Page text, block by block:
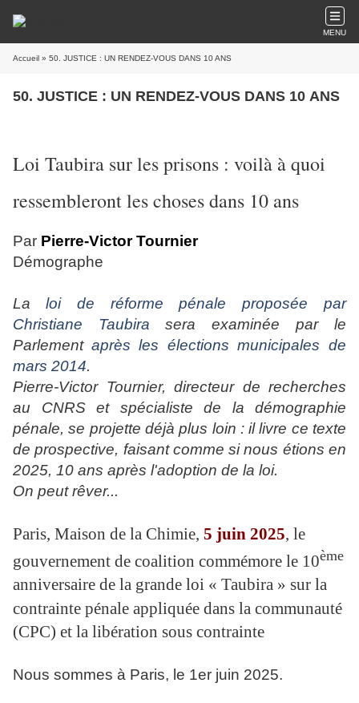
MENU
Accueil » 50. JUSTICE : UN RENDEZ-VOUS DANS 10 ANS
50. JUSTICE : UN RENDEZ-VOUS DANS 10 ANS
Loi Taubira sur les prisons : voilà à quoi
ressembleront les choses dans 10 ans
Par Pierre-Victor Tournier
Démographe
La
loi de réforme pénale proposée par
Christiane Taubira
sera examinée par le
Parlement après les élections municipales de
mars 2014.
Pierre-Victor Tournier, directeur de recherches
au CNRS et spécialiste de la démographie
pénale, se projette déjà plus loin : il livre ce texte
de prospective, faisant comme si nous étions en
2025, 10 ans après l'adoption de la loi.
On peut rêver...
Paris, Maison de la Chimie, 5 juin 2025, le
gouvernement de coalition commémore le 10ème
anniversaire de la grande loi « Taubira » sur la
contrainte pénale appliquée dans la communauté
(CPC) et la libération sous contrainte
Nous sommes à Paris, le 1er juin 2025.